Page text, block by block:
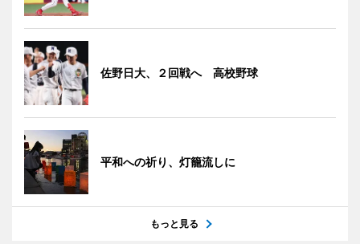
佐野日大、２回戦へ 高校野球
平和への祈り、灯籠流しに
もっと見る